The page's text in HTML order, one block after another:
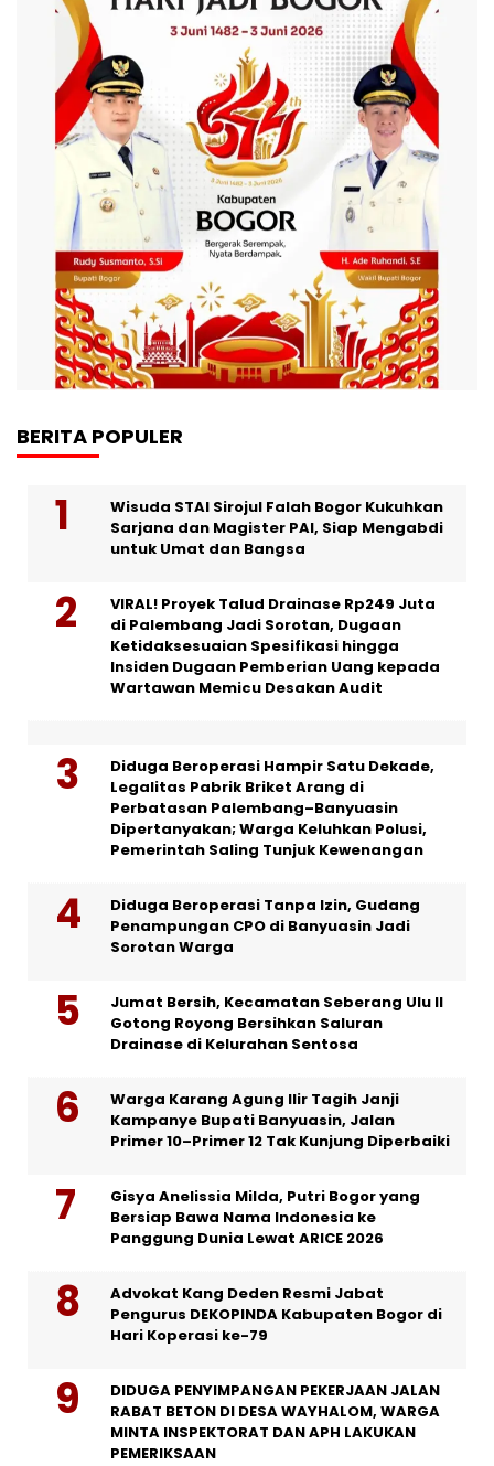
BERITA POPULER
Wisuda STAI Sirojul Falah Bogor Kukuhkan
Sarjana dan Magister PAI, Siap Mengabdi
untuk Umat dan Bangsa
VIRAL! Proyek Talud Drainase Rp249 Juta
di Palembang Jadi Sorotan, Dugaan
Ketidaksesuaian Spesifikasi hingga
Insiden Dugaan Pemberian Uang kepada
Wartawan Memicu Desakan Audit
Diduga Beroperasi Hampir Satu Dekade,
Legalitas Pabrik Briket Arang di
Perbatasan Palembang–Banyuasin
Dipertanyakan; Warga Keluhkan Polusi,
Pemerintah Saling Tunjuk Kewenangan
Diduga Beroperasi Tanpa Izin, Gudang
Penampungan CPO di Banyuasin Jadi
Sorotan Warga
Jumat Bersih, Kecamatan Seberang Ulu II
Gotong Royong Bersihkan Saluran
Drainase di Kelurahan Sentosa
Warga Karang Agung Ilir Tagih Janji
Kampanye Bupati Banyuasin, Jalan
Primer 10–Primer 12 Tak Kunjung Diperbaiki
Gisya Anelissia Milda, Putri Bogor yang
Bersiap Bawa Nama Indonesia ke
Panggung Dunia Lewat ARICE 2026
Advokat Kang Deden Resmi Jabat
Pengurus DEKOPINDA Kabupaten Bogor di
Hari Koperasi ke-79
DIDUGA PENYIMPANGAN PEKERJAAN JALAN
RABAT BETON DI DESA WAYHALOM, WARGA
MINTA INSPEKTORAT DAN APH LAKUKAN
PEMERIKSAAN